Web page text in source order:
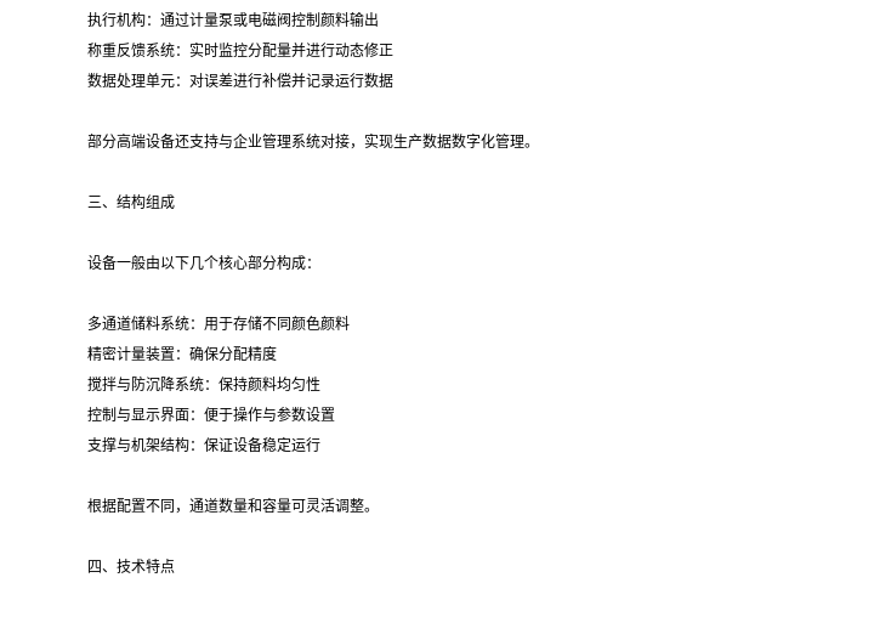
执行机构：通过计量泵或电磁阀控制颜料输出
称重反馈系统：实时监控分配量并进行动态修正
数据处理单元：对误差进行补偿并记录运行数据
部分高端设备还支持与企业管理系统对接，实现生产数据数字化管理。
三、结构组成
设备一般由以下几个核心部分构成：
多通道储料系统：用于存储不同颜色颜料
精密计量装置：确保分配精度
搅拌与防沉降系统：保持颜料均匀性
控制与显示界面：便于操作与参数设置
支撑与机架结构：保证设备稳定运行
根据配置不同，通道数量和容量可灵活调整。
四、技术特点